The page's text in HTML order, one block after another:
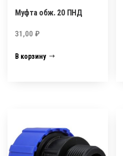
Муфта обж. 20 ПНД
31,00 ₽
В корзину